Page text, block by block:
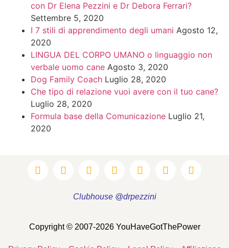
con Dr Elena Pezzini e Dr Debora Ferrari?
Settembre 5, 2020
I 7 stili di apprendimento degli umani Agosto 12,
2020
LINGUA DEL CORPO UMANO o linguaggio non
verbale uomo cane Agosto 3, 2020
Dog Family Coach Luglio 28, 2020
Che tipo di relazione vuoi avere con il tuo cane?
Luglio 28, 2020
Formula base della Comunicazione Luglio 21,
2020
Clubhouse @drpezzini
Copyright © 2007-2026 YouHaveGotThePower